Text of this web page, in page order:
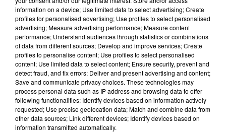
information on a device; Use limited data to select advertising; Create
profiles for personalised advertising; Use profiles to select personalised
advertising; Measure advertising performance; Measure content
performance; Understand audiences through statistics or combinations
of data from different sources; Develop and improve services; Create
profiles to personalise content; Use profiles to select personalised
content; Use limited data to select content; Ensure security, prevent and
detect fraud, and fix errors; Deliver and present advertising and content;
Save and communicate privacy choices. These technologies may
process personal data such as IP address and browsing data to offer
following functionalities: Identify devices based on information actively
requested; Use precise geolocation data; Match and combine data from
other data sources; Link different devices; Identify devices based on
information transmitted automatically.